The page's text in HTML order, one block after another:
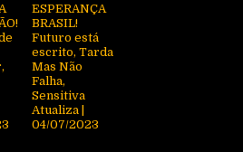
ESPERANÇA
BRASIL!
Futuro está
escrito, Tarda
Mas Não
Falha,
Sensitiva
Atualiza |
04/07/2023